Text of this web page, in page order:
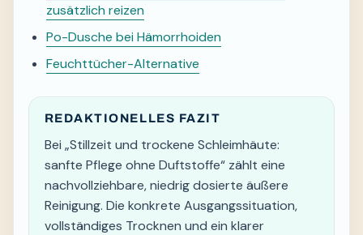
zusätzlich reizen
Po-Dusche bei Hämorrhoiden
Feuchttücher-Alternative
REDAKTIONELLES FAZIT
Bei „Stillzeit und trockene Schleimhäute:
sanfte Pflege ohne Duftstoffe“ zählt eine
nachvollziehbare, niedrig dosierte äußere
Reinigung. Die konkrete Ausgangssituation,
vollständiges Trocknen und ein klarer